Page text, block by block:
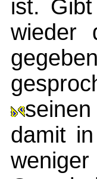
ist.
wieder
damit